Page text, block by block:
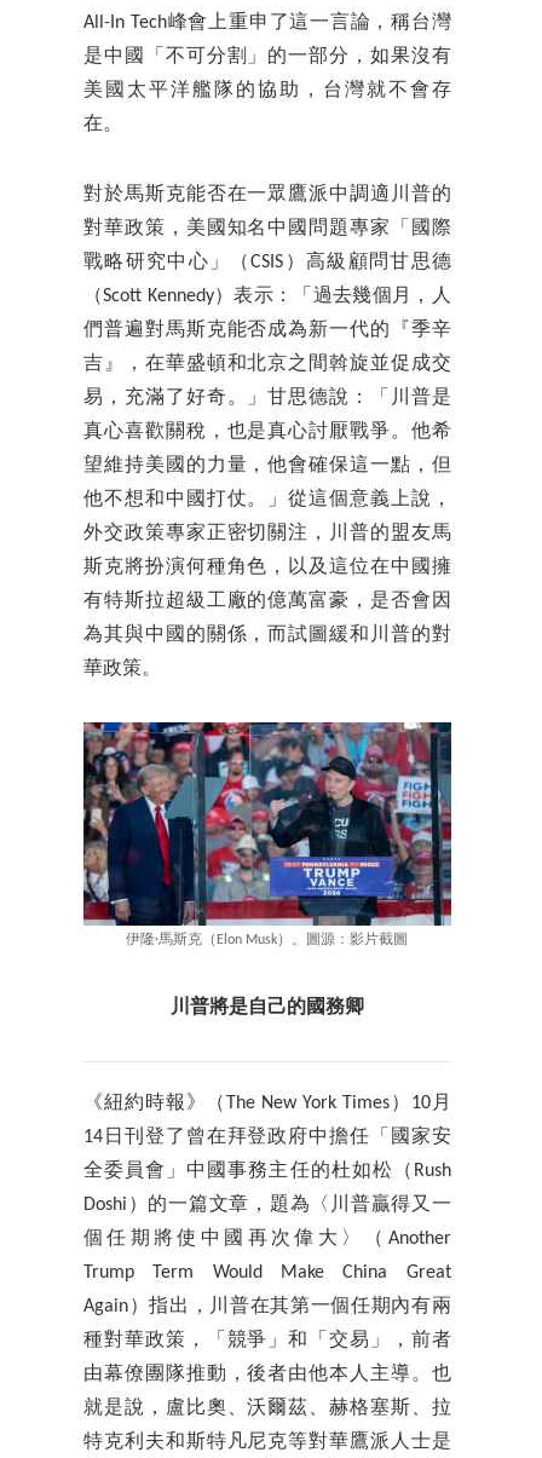
All-In Tech峰會上重申了這一言論，稱台灣
是中國「不可分割」的一部分，如果沒有
美國太平洋艦隊的協助，台灣就不會存
在。
對於馬斯克能否在一眾鷹派中調適川普的
對華政策，美國知名中國問題專家「國際
戰略研究中心」（CSIS）高級顧問甘思德
（Scott Kennedy）表示：「過去幾個月，人
們普遍對馬斯克能否成為新一代的『季辛
吉』，在華盛頓和北京之間斡旋並促成交
易，充滿了好奇。」甘思德說：「川普是
真心喜歡關稅，也是真心討厭戰爭。他希
望維持美國的力量，他會確保這一點，但
他不想和中國打仗。」從這個意義上說，
外交政策專家正密切關注，川普的盟友馬
斯克將扮演何種角色，以及這位在中國擁
有特斯拉超級工廠的億萬富豪，是否會因
為其與中國的關係，而試圖緩和川普的對
華政策。
伊隆·馬斯克（Elon Musk）。圖源：影片截圖
川普將是自己的國務卿
《紐約時報》（The New York Times）10月
14日刊登了曾在拜登政府中擔任「國家安
全委員會」中國事務主任的杜如松（Rush
Doshi）的一篇文章，題為〈川普贏得又一
個任期將使中國再次偉大〉（Another
Trump Term Would Make China Great
Again）指出，川普在其第一個任期內有兩
種對華政策，「競爭」和「交易」，前者
由幕僚團隊推動，後者由他本人主導。也
就是說，盧比奧、沃爾茲、赫格塞斯、拉
特克利夫和斯特凡尼克等對華鷹派人士是